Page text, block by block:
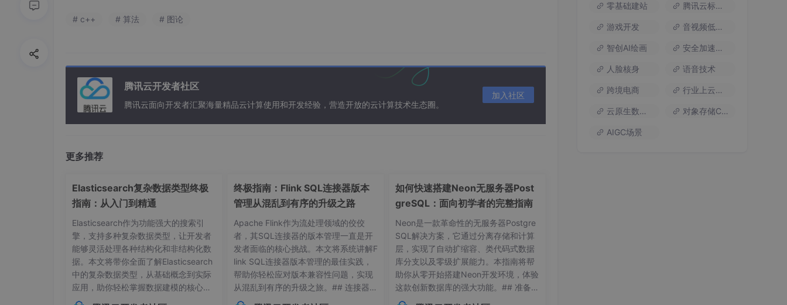
	cout << dp
[T];
# c++ # 算法 # 图论
腾讯云开发者社区
腾讯云面向开发者汇聚海量精品云计算使用和开发经验，营造开放的云计算技术生态圈。
加入社区
更多推荐
Elasticsearch复杂数据类型终极
指南：从入门到精通
Elasticsearch作为功能强大的搜索引
擎，支持多种复杂数据类型，让开发者
能够灵活处理各种结构化和非结构化数
据。本文将带你全面了解Elasticsearch
中的复杂数据类型，从基础概念到实际
应用，助你轻松掌握数据建模的核心技
巧。## 内部对象：构建层级化数据结构
终极指南：Flink SQL连接器版本
管理从混乱到有序的升级之路
Apache Flink作为流处理领域的佼佼
者，其SQL连接器的版本管理一直是开
发者面临的核心挑战。本文将系统讲解F
link SQL连接器版本管理的最佳实践，
帮助你轻松应对版本兼容性问题，实现
从混乱到有序的升级之旅。## 连接器版
本管理的常见痛点 😫在Flink应用开发
如何快速搭建Neon无服务器Post
greSQL：面向初学者的完整指南
Neon是一款革命性的无服务器Postgre
SQL解决方案，它通过分离存储和计算
层，实现了自动扩缩容、类代码式数据
库分支以及零级扩展能力。本指南将帮
助你从零开始搭建Neon开发环境，体验
这款创新数据库的强大功能。## 准备工
作：环境要求与依赖项在开始搭建Neon
零基础建站 腾讯云标杆案例
游戏开发 音视频低代码
智创AI绘画 安全加速流量
人脸核身 语音技术
跨境电商 行业上云方案
云原生数据库 对象存储COS
AIGC场景